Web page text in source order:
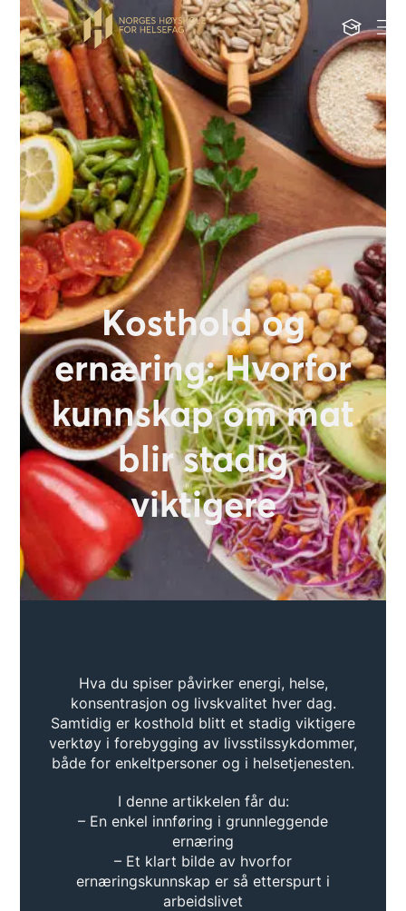
Kosthold og
ernæring: Hvorfor
kunnskap om mat
blir stadig
viktigere
Hva du spiser påvirker energi, helse,
konsentrasjon og livskvalitet hver dag.
Samtidig er kosthold blitt et stadig viktigere
verktøy i forebygging av livsstilssykdommer,
både for enkeltpersoner og i helsetjenesten.
I denne artikkelen får du:
– En enkel innføring i grunnleggende
ernæring
– Et klart bilde av hvorfor
ernæringskunnskap er så etterspurt i
arbeidslivet